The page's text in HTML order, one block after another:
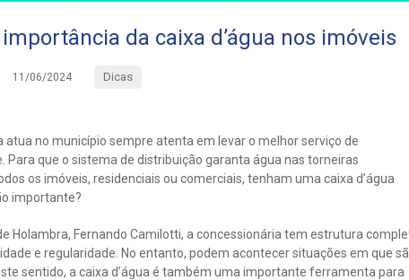
da caixa d’água nos imóveis
11/06/2024 Dicas
atua no município sempre atenta em levar o melhor serviço de
que o sistema de distribuição garanta água nas torneiras
os imóveis, residenciais ou comerciais, tenham uma caixa d’água
importante?
Holambra, Fernando Camilotti, a concessionária tem estrutura
e regularidade. No entanto, podem acontecer situações em que
sentido, a caixa d’água é também uma importante ferramenta para